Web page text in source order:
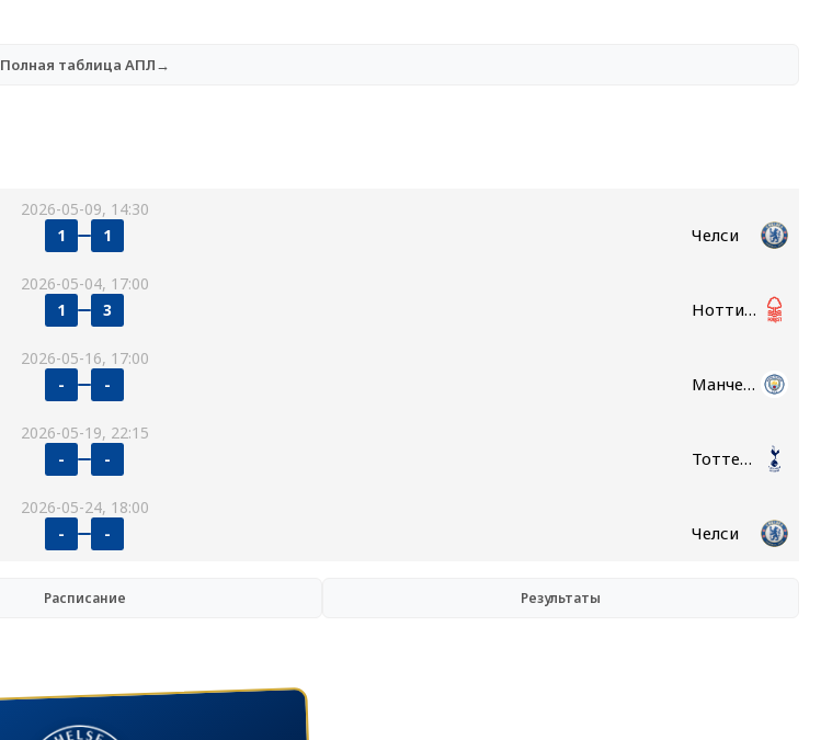
Полная таблица АПЛ→
2026-05-09, 14:30
1 1 Челси
2026-05-04, 17:00
1 3 Ноттингем Форест
2026-05-16, 17:00
- - Манчестер Сити
2026-05-19, 22:15
- - Тоттенхэм
2026-05-24, 18:00
- - Челси
Расписание Результаты